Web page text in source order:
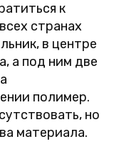
к
странах
в центре
а под ним две
полимер.
но
материала.